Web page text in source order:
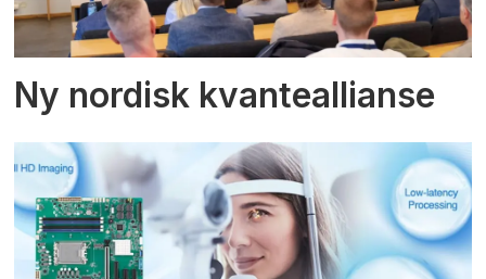
Ny nordisk kvanteallianse